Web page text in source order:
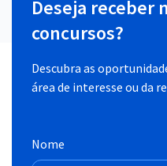
Deseja receber
concursos?
Descubra as
área de interesse ou da
Nome